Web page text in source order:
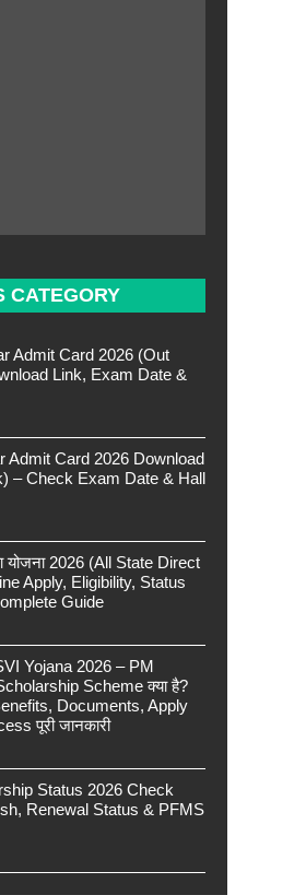
CATEGORY
Admit Card 2026 (Out
Link, Exam Date &
Admit Card 2026 Download
– Check Exam Date & Hall
योजना 2026 (All State Direct
Apply, Eligibility, Status
Guide
Yojana 2026 – PM
Scheme क्या है?
Documents, Apply
पूरी जानकारी
Status 2026 Check
Renewal Status & PFMS